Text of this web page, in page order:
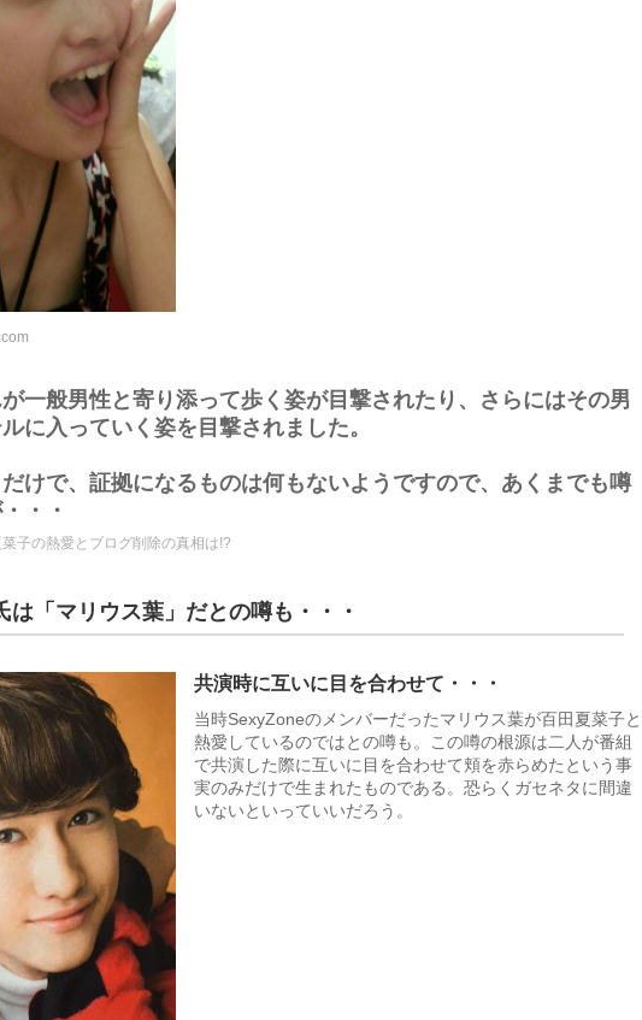
一般男性と寄り添って歩く姿が目撃されたり、さらにはその男
に入っていく姿を目撃されました。
だけで、証拠になるものは何もないようですので、あくまでも噂
・・
子の熱愛とブログ削除の真相は!?
は「マリウス葉」だとの噂も・・・
共演時に互いに目を合わせて・・・
当時SexyZoneのメンバーだったマリウス葉が百田夏菜子と
熱愛しているのではとの噂も。この噂の根源は二人が番組
で共演した際に互いに目を合わせて頬を赤らめたという事
実のみだけで生まれたものである。恐らくガセネタに間違
いないといっていいだろう。